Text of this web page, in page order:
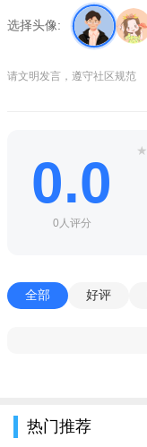
全角色自由换装，
猫咪少年造型。
小镇自由漫游探索
员、兼职领奖励;参与
选择头像:
请文明发言，遵守社区规范
0.0
0人评分
★
全部 好评
热门推荐